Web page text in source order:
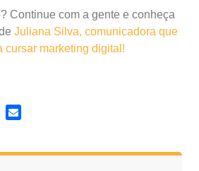
Continue com a gente e conheça
Juliana Silva, comunicadora que
cursar marketing digital!